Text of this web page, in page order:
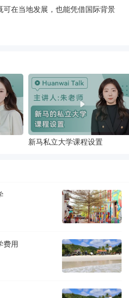
可在当地发展，也能凭借国际背景
新马私立大学课程设置
费用